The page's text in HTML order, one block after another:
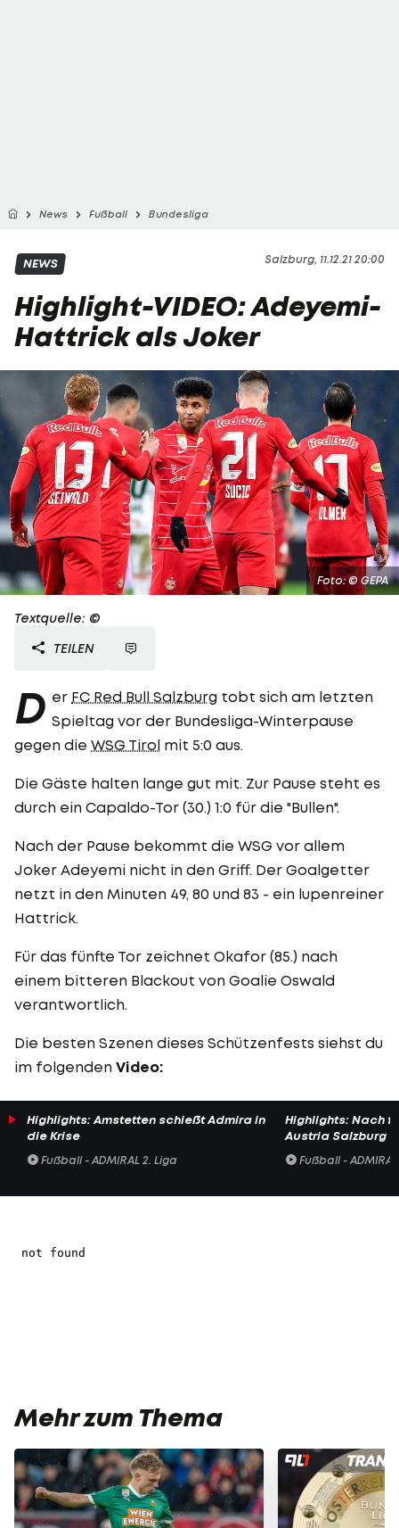
News Fußball Bundesliga
Salzburg, 11.12.21 20:00
NEWS
Highlight-VIDEO: Adeyemi-
Hattrick als Joker
Foto: © GEPA
Textquelle: ©
TEILEN
D er FC Red Bull Salzburg tobt sich am letzten
Spieltag vor der Bundesliga-Winterpause
gegen die WSG Tirol mit 5:0 aus.
Die Gäste halten lange gut mit. Zur Pause steht es
durch ein Capaldo-Tor (30.) 1:0 für die "Bullen".
Nach der Pause bekommt die WSG vor allem
Joker Adeyemi nicht in den Griff. Der Goalgetter
netzt in den Minuten 49, 80 und 83 - ein lupenreiner
Hattrick.
Für das fünfte Tor zeichnet Okafor (85.) nach
einem bitteren Blackout von Goalie Oswald
verantwortlich.
Die besten Szenen dieses Schützenfests siehst du
im folgenden Video:
Highlights: Amstetten schießt Admira in
die Krise
Fußball - ADMIRAL 2. Liga
Highlights: Nach
Austria Salzburg
Fußball -
Mehr zum Thema